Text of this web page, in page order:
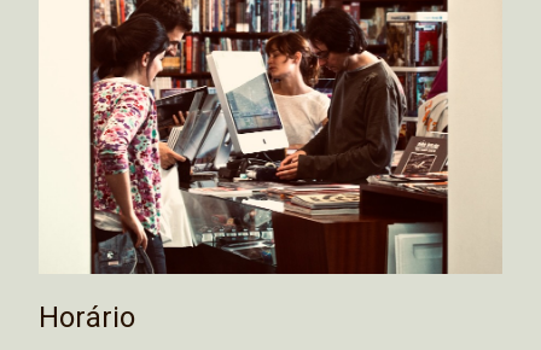
Horário